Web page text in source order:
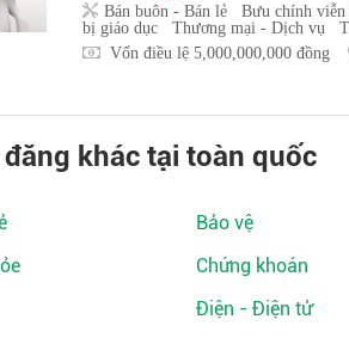
Bán buôn - Bán lẻ
Bưu chính viễn
bị giáo dục
Thương mại - Dịch vụ
Vốn điều lệ 5,000,000,000 đồng
khác tại toàn quốc
Bảo vệ
Chứng khoán
Điện - Điện tử